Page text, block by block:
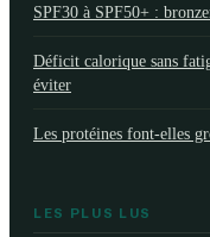
SPF30 à SPF50+ :
Déficit calorique sans
éviter
Les protéines font-elles
LES PLUS LUS